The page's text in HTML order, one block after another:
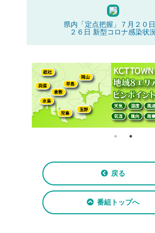
県内「定点把握」７月２０
２６日 新型コロナ感染状
戻る
番組トップへ